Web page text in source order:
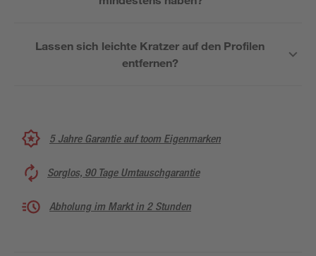
Lassen sich leichte Kratzer auf den Profilen
entfernen?
5 Jahre Garantie auf toom Eigenmarken
Sorglos, 90 Tage Umtauschgarantie
Abholung im Markt in 2 Stunden